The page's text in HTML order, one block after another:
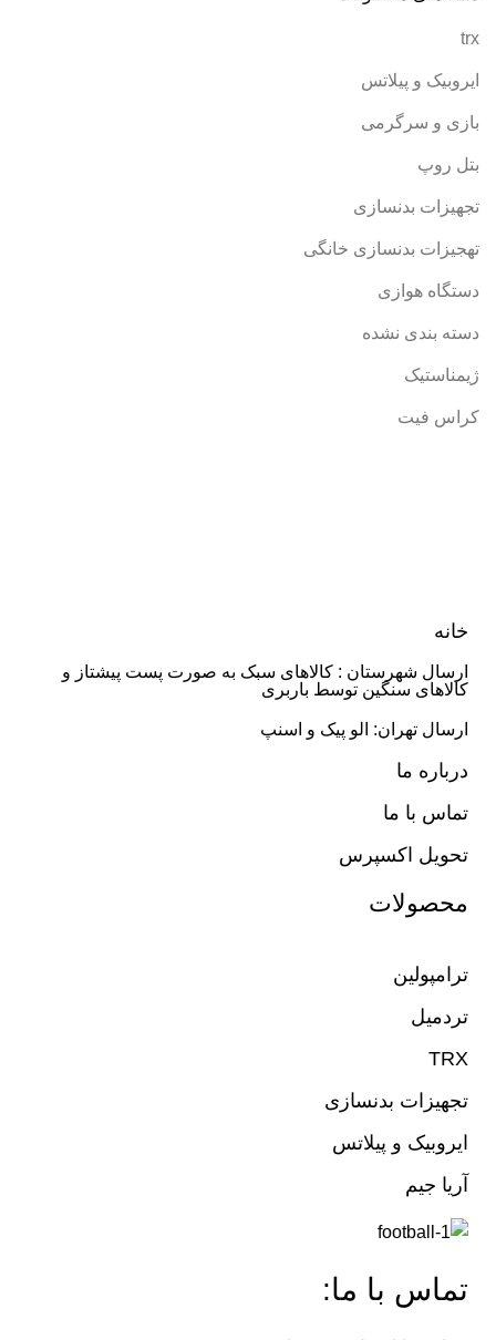
trx
ایروبیک و پیلاتس
بازی و سرگرمی
بتل روپ
تجهیزات بدنسازی
تهجیزات بدنسازی خانگی
دستگاه هوازی
دسته بندی نشده
ژیمناستیک
کراس فیت
خانه
ارسال شهرستان : کالاهای سبک به صورت پست پیشتاز و
کالاهای سنگین توسط باربری
ارسال تهران: الو پیک و اسنپ
درباره ما
تماس با ما
تحویل اکسپرس
محصولات
ترامپولین
تردمیل
TRX
تجهیزات بدنسازی
ایروبیک و پیلاتس
آریا جیم
تماس با ما: